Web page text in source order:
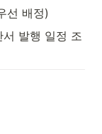
선 배정)
발행 일정 조